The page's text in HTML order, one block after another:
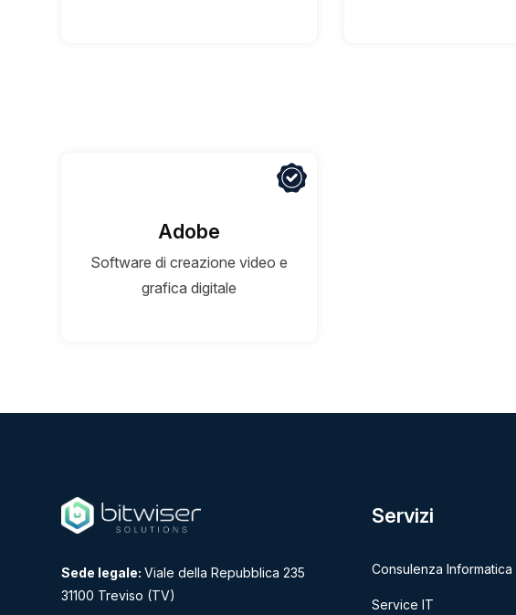
Adobe
Software di creazione video e
grafica digitale
Sede legale: Viale della Repubblica 235
31100 Treviso (TV)
Servizi
Consulenza Informatica
Service IT